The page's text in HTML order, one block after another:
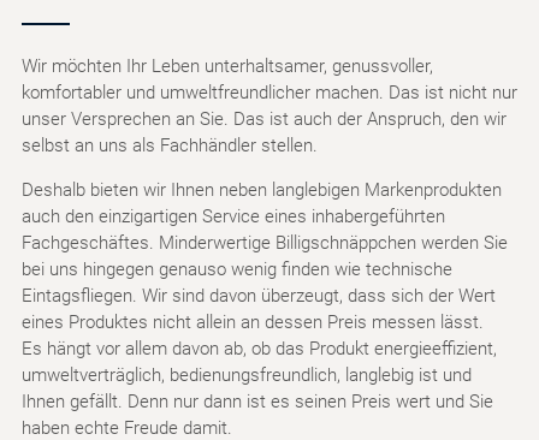
Wir möchten Ihr Leben unterhaltsamer, genussvoller,
komfortabler und umweltfreundlicher machen. Das ist nicht nur
unser Versprechen an Sie. Das ist auch der Anspruch, den wir
selbst an uns als Fachhändler stellen.
Deshalb bieten wir Ihnen neben langlebigen Markenprodukten
auch den einzigartigen Service eines inhabergeführten
Fachgeschäftes. Minderwertige Billigschnäppchen werden Sie
bei uns hingegen genauso wenig finden wie technische
Eintagsfliegen. Wir sind davon überzeugt, dass sich der Wert
eines Produktes nicht allein an dessen Preis messen lässt.
Es hängt vor allem davon ab, ob das Produkt energieeffizient,
umweltverträglich, bedienungsfreundlich, langlebig ist und
Ihnen gefällt. Denn nur dann ist es seinen Preis wert und Sie
haben echte Freude damit.